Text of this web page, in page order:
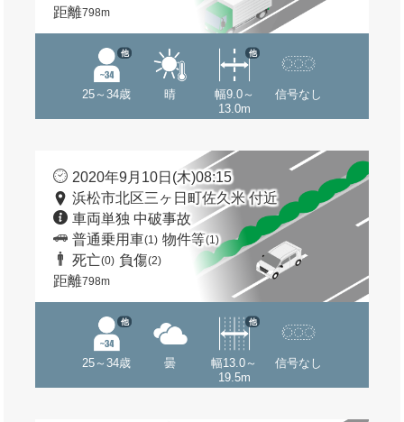
距離798m
25～34歳
他
晴
幅9.0～
13.0m
他
信号なし
2020年9月10日(木)08:15
浜松市北区三ヶ日町佐久米 付近
車両単独 中破事故
普通乗用車(1) 物件等(1)
死亡(0) 負傷(2)
距離798m
25～34歳
他
曇
幅13.0～
19.5m
他
信号なし